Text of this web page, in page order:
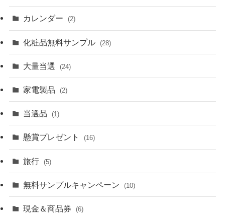
カレンダー (2)
化粧品無料サンプル (28)
大量当選 (24)
家電製品 (2)
当選品 (1)
懸賞プレゼント (16)
旅行 (5)
無料サンプルキャンペーン (10)
現金＆商品券 (6)